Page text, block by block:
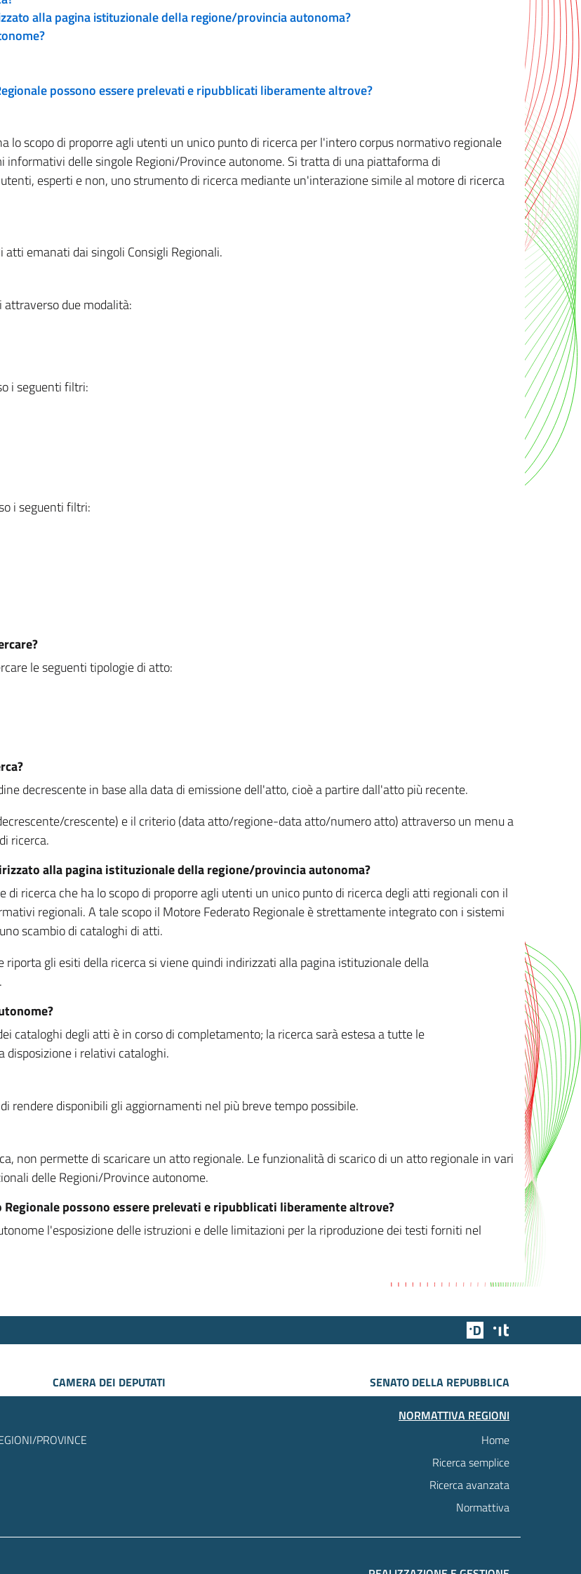
alla pagina istituzionale della regione/provincia autonoma?
possono essere prelevati e ripubblicati liberamente altrove?
lo scopo di proporre agli utenti un unico punto di ricerca per l'intero corpus normativo regionale
delle singole Regioni/Province autonome. Si tratta di una piattaforma di
esperti e non, uno strumento di ricerca mediante un'interazione simile al motore di ricerca
emanati dai singoli Consigli Regionali.
due modalità:
i seguenti filtri:
i seguenti filtri:
le seguenti tipologie di atto:
decrescente in base alla data di emissione dell'atto, cioè a partire dall'atto più recente.
crescente) e il criterio (data atto/regione-data atto/numero atto) attraverso un menu a
ricerca.
alla pagina istituzionale della regione/provincia autonoma?
ricerca che ha lo scopo di proporre agli utenti un unico punto di ricerca degli atti regionali con il
regionali. A tale scopo il Motore Federato Regionale è strettamente integrato con i sistemi
scambio di cataloghi di atti.
gli esiti della ricerca si viene quindi indirizzati alla pagina istituzionale della
cataloghi degli atti è in corso di completamento; la ricerca sarà estesa a tutte le
disposizione i relativi cataloghi.
rendere disponibili gli aggiornamenti nel più breve tempo possibile.
non permette di scaricare un atto regionale. Le funzionalità di scarico di un atto regionale in vari
delle Regioni/Province autonome.
possono essere prelevati e ripubblicati liberamente altrove?
l'esposizione delle istruzioni e delle limitazioni per la riproduzione dei testi forniti nel
Team Digitale
CAMERA DEI DEPUTATI
SENATO DELLA REPUBBLICA
PROVINCE
NORMATTIVA REGIONI
Home
Ricerca semplice
Ricerca avanzata
Normattiva